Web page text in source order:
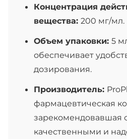
Концентрация
вещества: 200 мг/мл.
Объем упаковки: 5
обеспечивает
дозирования.
Производитель:
фармацевтическая
зарекомендовавшая
качественными и